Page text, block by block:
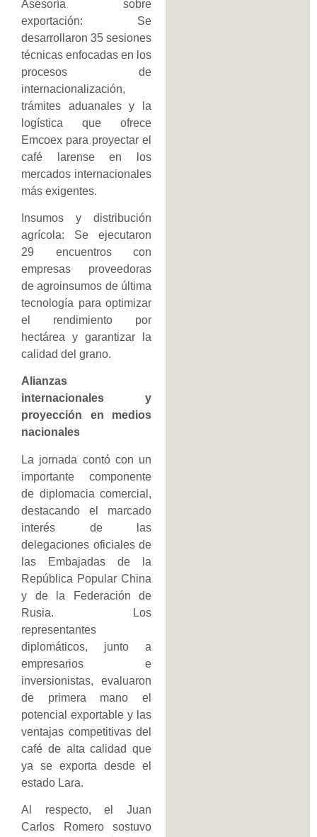
Asesoría sobre
exportación: Se
desarrollaron 35 sesiones
técnicas enfocadas en los
procesos de
internacionalización,
trámites aduanales y la
logística que ofrece
Emcoex para proyectar el
café larense en los
mercados internacionales
más exigentes.
Insumos y distribución
agrícola: Se ejecutaron
29 encuentros con
empresas proveedoras
de agroinsumos de última
tecnología para optimizar
el rendimiento por
hectárea y garantizar la
calidad del grano.
Alianzas
internacionales y
proyección en medios
nacionales
La jornada contó con un
importante componente
de diplomacia comercial,
destacando el marcado
interés de las
delegaciones oficiales de
las Embajadas de la
República Popular China
y de la Federación de
Rusia. Los
representantes
diplomáticos, junto a
empresarios e
inversionistas, evaluaron
de primera mano el
potencial exportable y las
ventajas competitivas del
café de alta calidad que
ya se exporta desde el
estado Lara.
Al respecto, el Juan
Carlos Romero sostuvo